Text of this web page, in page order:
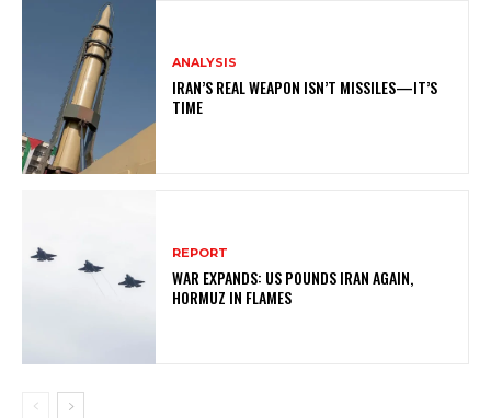
ANALYSIS
IRAN’S REAL WEAPON ISN’T MISSILES—IT’S
TIME
REPORT
WAR EXPANDS: US POUNDS IRAN AGAIN,
HORMUZ IN FLAMES